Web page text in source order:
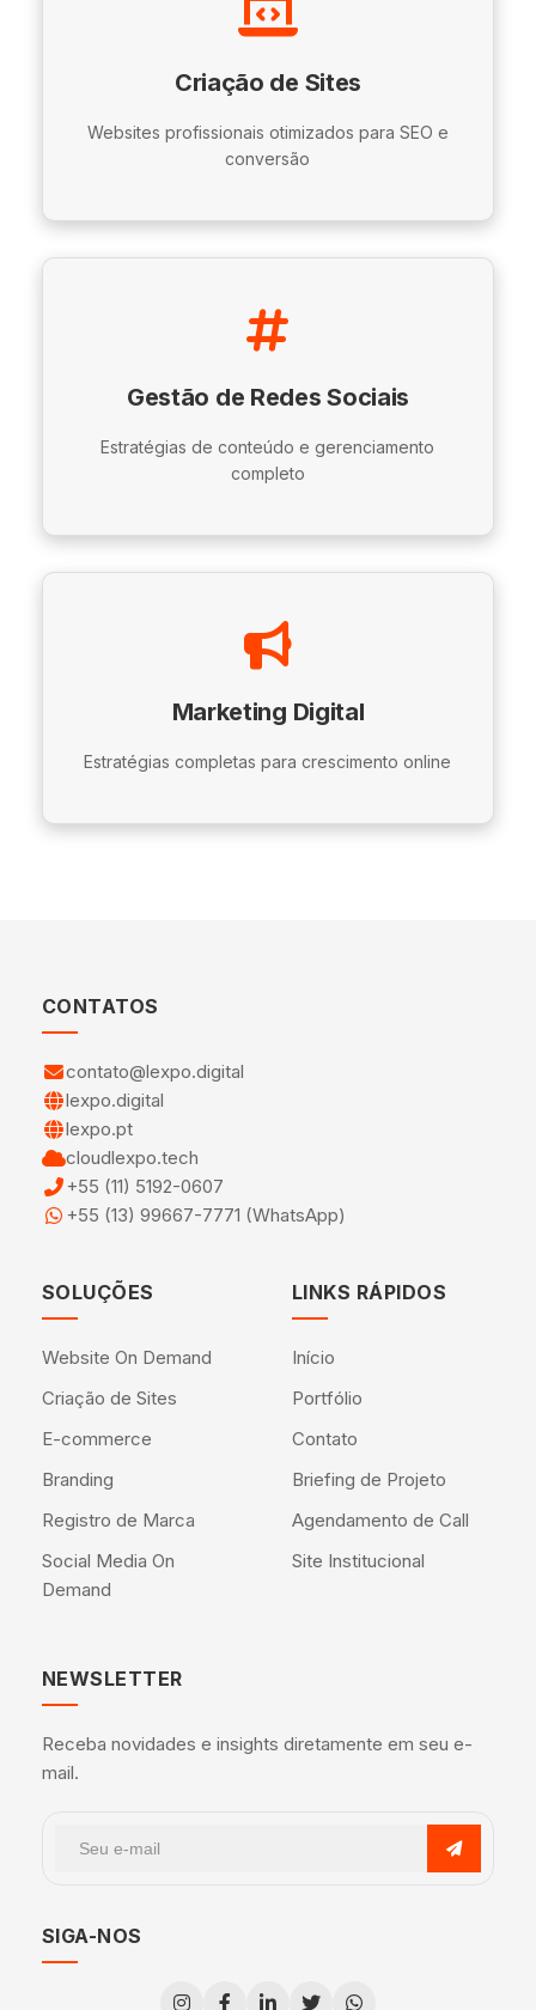
Criação de Sites
Websites profissionais otimizados para SEO e
conversão
Gestão de Redes Sociais
Estratégias de conteúdo e gerenciamento
completo
Marketing Digital
Estratégias completas para crescimento online
CONTATOS
contato@lexpo.digital
lexpo.digital
lexpo.pt
cloudlexpo.tech
+55 (11) 5192-0607
+55 (13) 99667-7771 (WhatsApp)
SOLUÇÕES
Website On Demand
Criação de Sites
E-commerce
Branding
Registro de Marca
Social Media On
Demand
LINKS RÁPIDOS
Início
Portfólio
Contato
Briefing de Projeto
Agendamento de Call
Site Institucional
NEWSLETTER
Receba novidades e insights diretamente em seu e-
mail.
SIGA-NOS